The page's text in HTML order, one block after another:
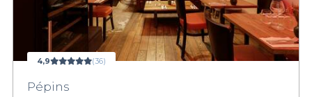
4,9 (36)
Pépins